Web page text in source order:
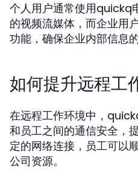
个人用户通常使用quickq
的视频流媒体，而企业用
功能，确保企业内部信息
如何提升远程工
在远程工作环境中，
和员工之间的通信安全，
定的网络连接，员工可以
公司资源。